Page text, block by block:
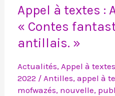
Appel à textes :
« Contes
antillais. »
Actualités, Appel à textes
2022 / Antilles, appel à
mofwazés, nouvelle,
à
textes
:
« Contes
fantastiques